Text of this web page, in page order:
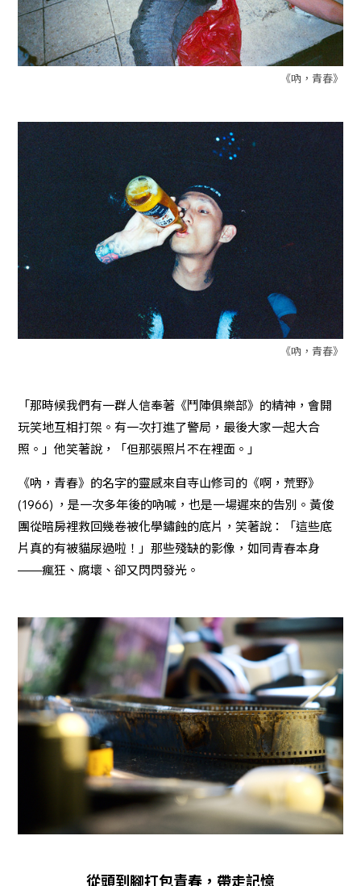
《吶，青春》
《吶，青春》
「那時候我們有一群人信奉著《鬥陣俱樂部》的精神，會開
玩笑地互相打架。有一次打進了警局，最後大家一起大合
照。」他笑著說，「但那張照片不在裡面。」
《吶，青春》的名字的靈感來自寺山修司的《啊，荒野》
(1966) ，是一次多年後的吶喊，也是一場遲來的告別。黃俊
團從暗房裡救回幾卷被化學鏽蝕的底片，笑著說：「這些底
片真的有被貓尿過啦！」那些殘缺的影像，如同青春本身
——瘋狂、腐壞、卻又閃閃發光。
從頭到腳打包青春，帶走記憶